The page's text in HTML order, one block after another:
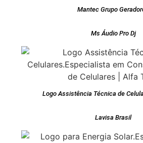
Mantec Grupo
Ms Áudio Pro Dj
Logo Assistência Técnica de
Lavisa Brasil